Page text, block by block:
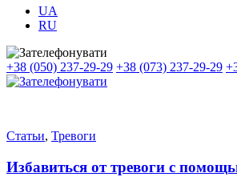
UA
RU
+38 (050) 237-29-29 +38 (073) 237-29-29
Статьи, Тревоги
Избавиться от тревоги с